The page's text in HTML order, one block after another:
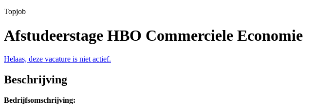
Topjob
Afstudeerstage HBO Commerciele Economie
Helaas, deze vacature is niet actief.
Beschrijving
Bedrijfsomschrijving: